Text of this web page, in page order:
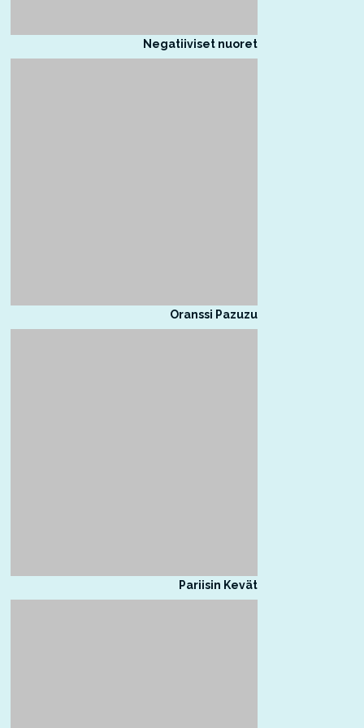
Negatiiviset nuoret
Oranssi Pazuzu
Pariisin Kevät